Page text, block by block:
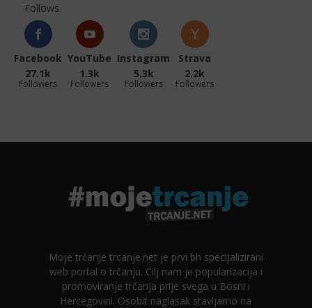
Follows
Facebook
27.1k
Followers
YouTube
1.3k
Followers
Instagram
5.3k
Followers
Strava
2.2k
Followers
Moje trčanje trcanje.net je prvi bh specijalizirani
web portal o trčanju. Cilj nam je popularizacija i
promoviranje trčanja prije svega u Bosni i
Hercegovini. Osobit naglasak stavljamo na